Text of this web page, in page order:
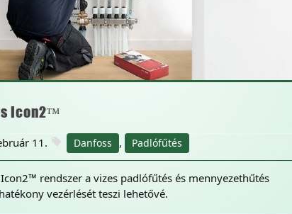
Icon2™
11. Danfoss , Padlófűtés
rendszer a vizes padlófűtés és mennyezethűtés
vezérlését teszi lehetővé.